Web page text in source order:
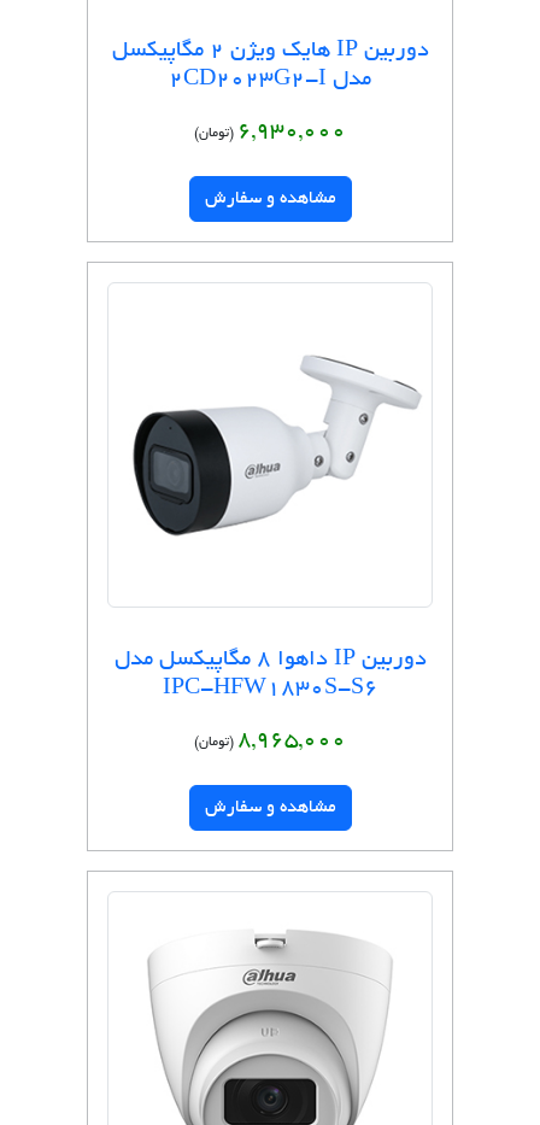
دوربین IP هایک ویژن 2 مگاپیکسل
مدل 2CD2023G2-I
6,930,000 (تومان)
مشاهده و سفارش
دوربین IP داهوا 8 مگاپیکسل مدل
IPC-HFW1830S-S6
8,965,000 (تومان)
مشاهده و سفارش